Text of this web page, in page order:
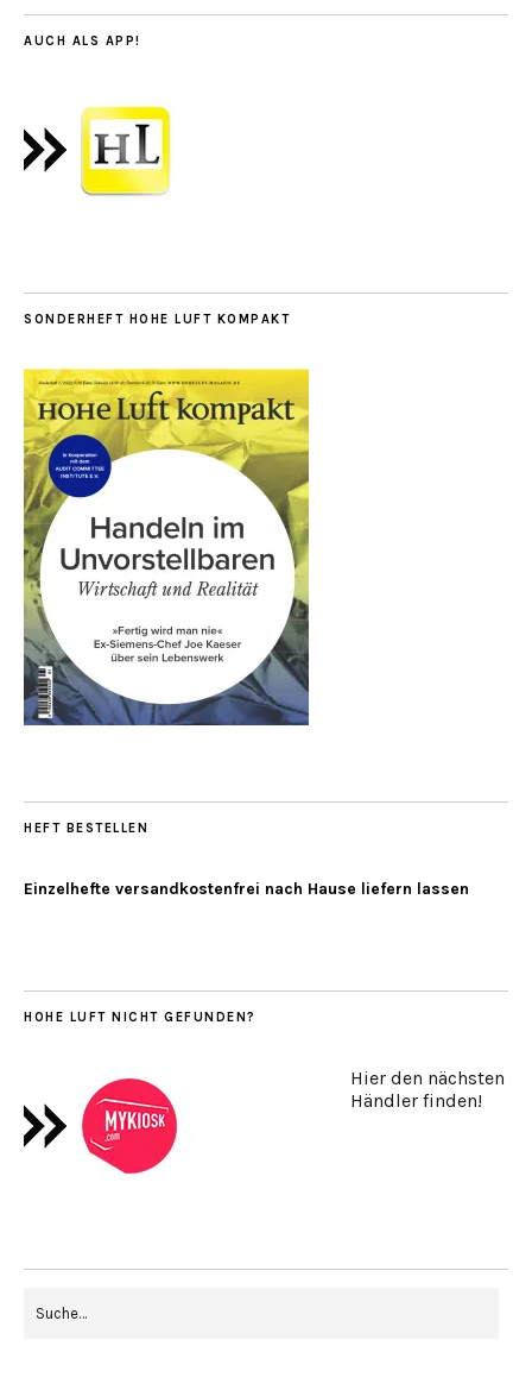
AUCH ALS APP!
SONDERHEFT HOHE LUFT KOMPAKT
HEFT BESTELLEN
Einzelhefte versandkostenfrei nach Hause liefern lassen
HOHE LUFT NICHT GEFUNDEN?
Hier den nächsten
Händler finden!